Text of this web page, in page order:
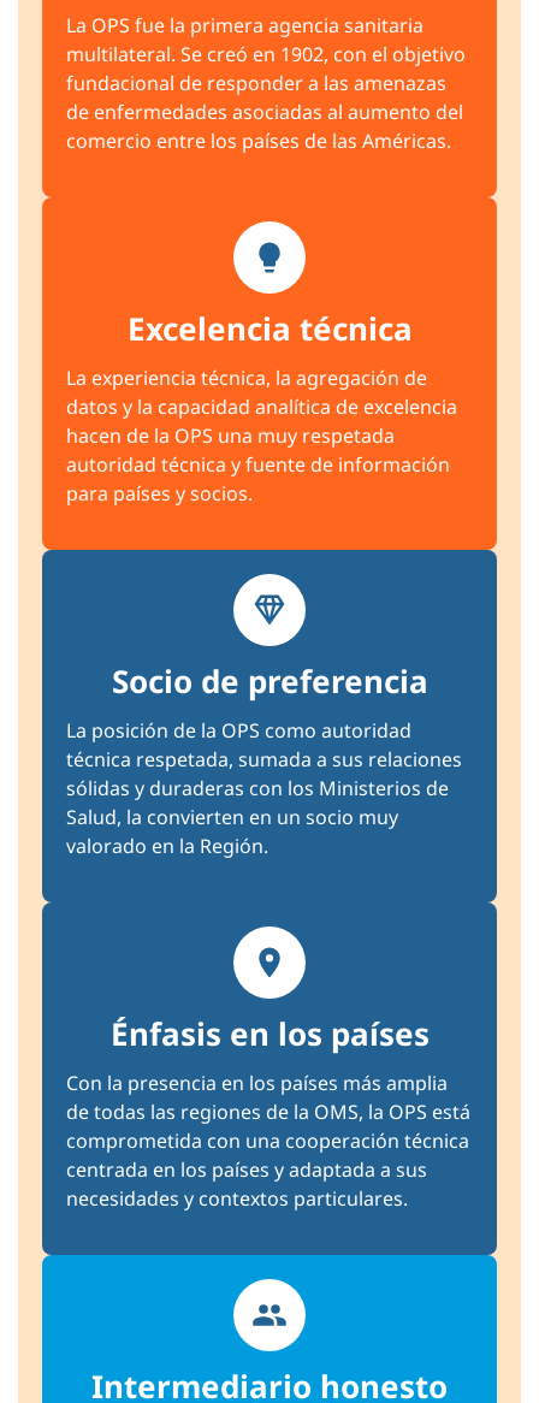
La OPS fue la primera agencia sanitaria
multilateral. Se creó en 1902, con el objetivo
fundacional de responder a las amenazas
de enfermedades asociadas al aumento del
comercio entre los países de las Américas.
Excelencia técnica
La experiencia técnica, la agregación de
datos y la capacidad analítica de excelencia
hacen de la OPS una muy respetada
autoridad técnica y fuente de información
para países y socios.
Socio de preferencia
La posición de la OPS como autoridad
técnica respetada, sumada a sus relaciones
sólidas y duraderas con los Ministerios de
Salud, la convierten en un socio muy
valorado en la Región.
Énfasis en los países
Con la presencia en los países más amplia
de todas las regiones de la OMS, la OPS está
comprometida con una cooperación técnica
centrada en los países y adaptada a sus
necesidades y contextos particulares.
Intermediario honesto